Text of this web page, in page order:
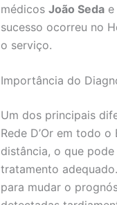
médicos João Seda e
sucesso ocorreu no
o serviço.
Importância do
Um dos principais
Rede D’Or em todo
distância, o que
tratamento
para mudar o